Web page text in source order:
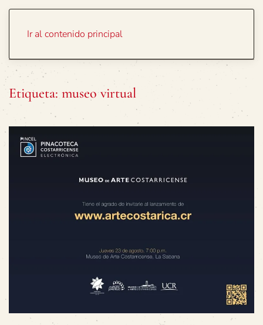
Ir al contenido principal
Etiqueta: museo virtual